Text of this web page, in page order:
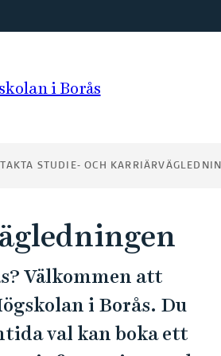
STUDIE- OCH
Välkommen att
i Borås. Du
val kan boka ett